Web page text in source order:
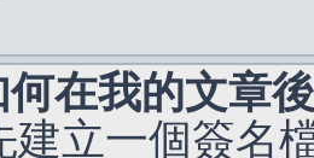
在我的文章
建立一個簽名